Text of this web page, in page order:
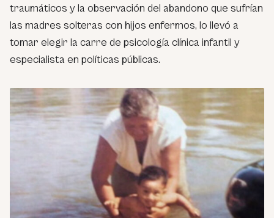
traumáticos y la observación del abandono que sufrían
las madres solteras con hijos enfermos, lo llevó a
tomar elegir la carre de psicología clínica infantil y
especialista en políticas públicas.